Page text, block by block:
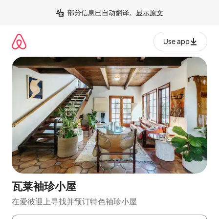
部分信息已自动翻译。 显示原文
Use app
瓦莱袖珍小屋
在爱彼迎上寻找并预订特色袖珍小屋